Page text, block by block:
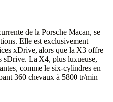
de la Porsche Macan, se
Elle est exclusivement
xDrive, alors que la X3 offre
sDrive. La X4, plus luxueuse,
comme le six-cylindres en
360 chevaux à 5800 tr/min